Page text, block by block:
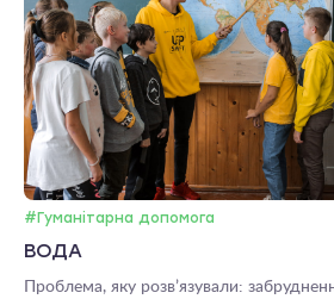
#Гуманітарна допомога
ВОДА
Проблема, яку розв’язували: